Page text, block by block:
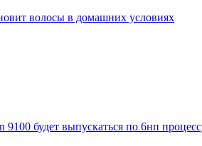
волосы в домашних условиях
будет выпускаться по 6нп